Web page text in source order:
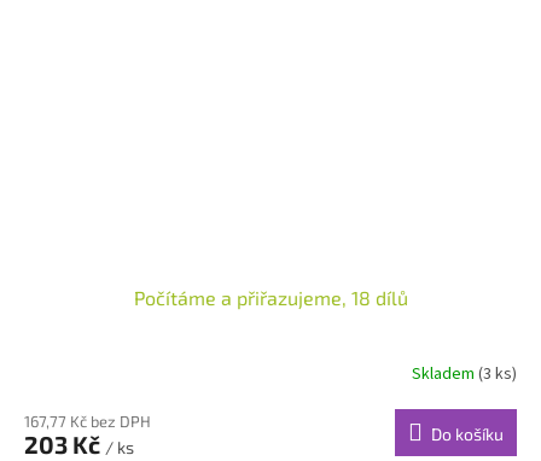
Počítáme a přiřazujeme, 18 dílů
Skladem (3 ks)
167,77 Kč bez DPH
203 Kč / ks
Do košíku